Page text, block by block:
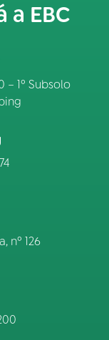
a EBC
– 1º Subsolo
nº 126